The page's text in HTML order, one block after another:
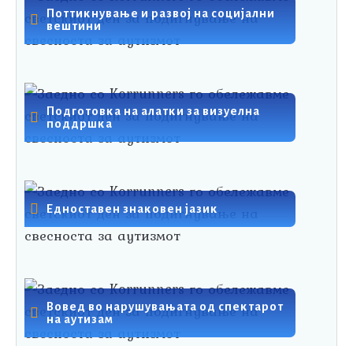
Поттикнување и развој на социјални
вештини
Подготовка на алатки за визуелна
поддршка
Едноставен знаковен јазик
Вовед во нарушувањата од спектарот
на аутизам